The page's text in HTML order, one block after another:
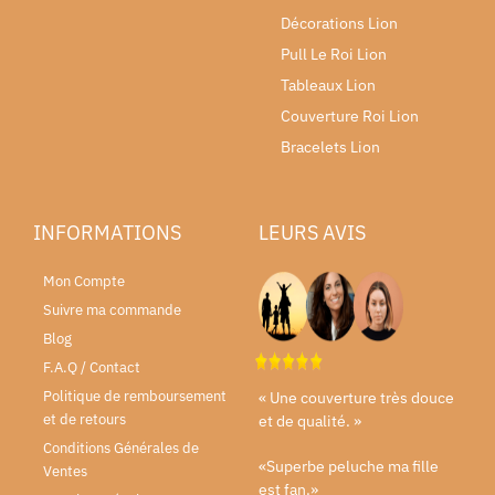
Décorations Lion
Pull Le Roi Lion
Tableaux Lion
Couverture Roi Lion
Bracelets Lion
INFORMATIONS
Mon Compte
Suivre ma commande
Blog
F.A.Q / Contact
Politique de remboursement
et de retours
Conditions Générales de
Ventes
LEURS AVIS
« Une couverture très douce
et de qualité. »
«Superbe peluche ma fille
est fan.»